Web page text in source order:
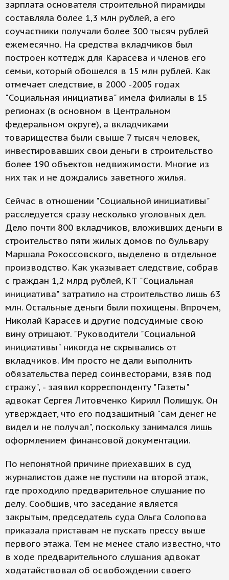
зарплата основателя строительной пирамиды
составляла более 1,3 млн рублей, а его
соучастники получали более 300 тысяч рублей
ежемесячно. На средства вкладчиков был
построен коттедж для Карасева и членов его
семьи, который обошелся в 15 млн рублей. Как
отмечает следствие, в 2000 -2005 годах
"Социальная инициатива" имела филиалы в 15
регионах (в основном в Центральном
федеральном округе), а вкладчиками
товарищества были свыше 7 тысяч человек,
инвестировавших свои деньги в строительство
более 190 объектов недвижимости. Многие из
них так и не дождались заветного жилья.
Сейчас в отношении "Социальной инициативы"
расследуется сразу несколько уголовных дел.
Дело почти 800 вкладчиков, вложивших деньги в
строительство пяти жилых домов по бульвару
Маршала Рокоссовского, выделено в отдельное
производство. Как указывает следствие, собрав
с граждан 1,2 млрд рублей, КТ "Социальная
инициатива" затратило на строительство лишь 63
млн. Остальные деньги были похищены. Впрочем,
Николай Карасев и другие подсудимые свою
вину отрицают. "Руководители "Социальной
инициативы" никогда не скрывались от
вкладчиков. Им просто не дали выполнить
обязательства перед соинвесторами, взяв под
стражу", - заявил корреспонденту "Газеты"
адвокат Сергея Литовченко Кирилл Полищук. Он
утверждает, что его подзащитный "сам денег не
видел и не получал", поскольку занимался лишь
оформлением финансовой документации.
По непонятной причине приехавших в суд
журналистов даже не пустили на второй этаж,
где проходило предварительное слушание по
делу. Сообщив, что заседание является
закрытым, председатель суда Ольга Солопова
приказала приставам не пускать прессу выше
первого этажа. Тем не менее стало известно, что
в ходе предварительного слушания адвокат
ходатайствовал об освобождении своего